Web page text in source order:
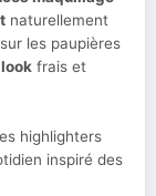
naturellement
sur les paupières
look frais et
highlighters
inspiré des